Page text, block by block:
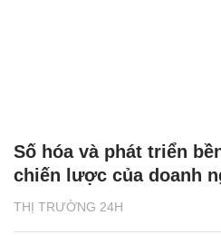
THỊ TRƯỜNG 24H
Số hóa và phát triển
chiến lược của doanh